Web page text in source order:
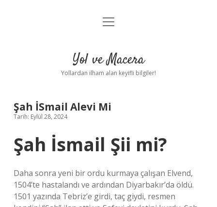
Anasayfa
Yasal Uyarı
menüyü
Yol ve Macera
Yollardan ilham alan keyifli bilgiler!
Şah İSmail Alevi Mi
Tarih: Eylül 28, 2024
Şah İsmail Şii mi?
Daha sonra yeni bir ordu kurmaya çalışan Elvend,
1504’te hastalandı ve ardından Diyarbakır’da öldü.
1501 yazında Tebriz’e girdi, taç giydi, resmen